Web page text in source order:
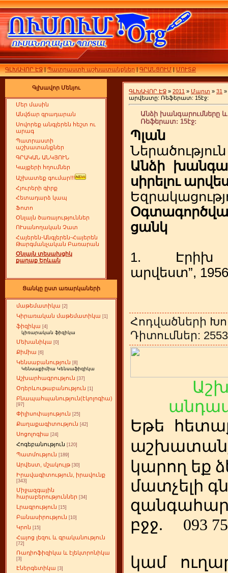
ԳԼԽԱՎՈՐ ԷՋ|Պատրաստի աշխատանքներ|ԳՐԱՆՑՈՒՄ|ՄՈՒՏՔ
Գլխավոր Մենյու
Մեր մասին
Անվճար գրադարան
Սովորեք անգլերեն հեշտ ու
արագ
Պատրաստի
աշխատանքներ
ԳՐԱԿԱՆ ԱՆԿՅՈՒՆ
Կայքերի հղումներ
Աշխատեք գումար!!!
Հյուրերի գիրք
Հետադարձ կապ
Ֆոտո
Օնլայն ծառայություններ
ՈՒսանողական Չատ
Հայերեն-Անգլերեն-Հայերեն
Թարգմանչական Բառարան
Օնլայն տեսախցիկ
քաղաք Երևան
Ցանկը ըստ առարկաների
մաթեմատիկա [2]
Կիրառական մաթեմատիկա [1]
ֆիզիկա [4]
կիռարական ֆիզիկա
Մեխանիկա [0]
Քիմիա [6]
Կենսաբանություն [8]
Կենսաքիմիա Կենսաֆիզիկա
Աշխարհագրություն [37]
Օդերևութաբանություն [1]
Բնապահպանություն(էկոլոգիա)
[97]
Փիլիսոփայություն [25]
Քաղաքագիտություն [42]
Սոցոլոգիա [24]
Հոգեբանություն [120]
Պատմություն [189]
Արվեստ, մշակույթ [30]
Իրավագիտություն, իրավունք
[343]
Միջազգային
հարաբերություններ [34]
Լրագրություն [15]
Բանասիրություն [10]
Կրոն [15]
Հայոց լեզու և գրականություն
[72]
Ռադիոֆիզիկա և էլեկտրոնիկա
[3]
Էներգետիկա [3]
ԳԼԽԱՎՈՐ ԷՋ » 2011 » Մարտ » 31
արվեստը: Ռեֆերատ: 15էջ:
Անձի խանգարումները և
Ռեֆերատ: 15էջ:
Պլան
Ներածություն
Անձի
սիրելու
ցանկ
1. Էրիխ
արվեստ”,
Հոդվածների
Դիտումներ:
Եթե հ
կարող եք
մատչելի
բջջ.
093
կամ